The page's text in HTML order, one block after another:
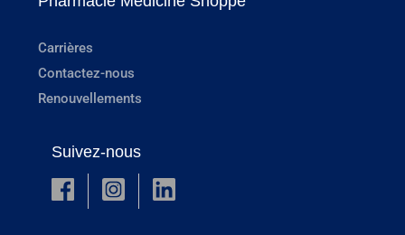
Carrières
Contactez-nous
Renouvellements
Suivez-nous